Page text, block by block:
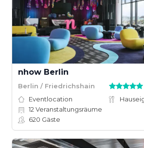
nhow Berlin
Berlin / Friedrichshain
Eventlocation
12 Veranstaltungsräume
620 Gäste